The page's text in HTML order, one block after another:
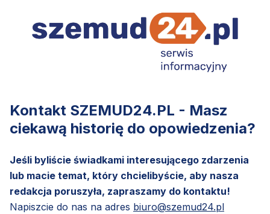
Kontakt SZEMUD24.PL - Masz
ciekawą historię do opowiedzenia?
Jeśli byliście świadkami interesującego zdarzenia
lub macie temat, który chcielibyście, aby nasza
redakcja poruszyła, zapraszamy do kontaktu!
Napiszcie do nas na adres biuro@szemud24.pl